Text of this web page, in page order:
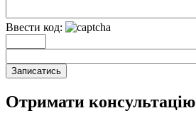
Ввести код:
Записатись
Отримати консультацію